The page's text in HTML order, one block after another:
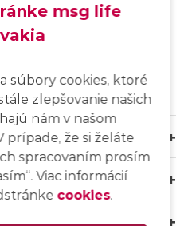
/DE
msg life
súbory cookies, ktoré
zlepšovanie našich
nám v našom
prípade, že si želáte
spracovaním prosím
Viac informácií
cookies.